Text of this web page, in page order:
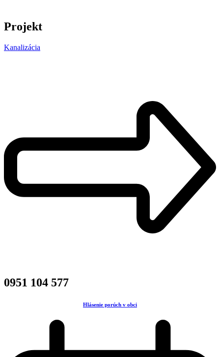
Projekt
Kanalizácia
0951 104 577
Hlásenie porúch v obci